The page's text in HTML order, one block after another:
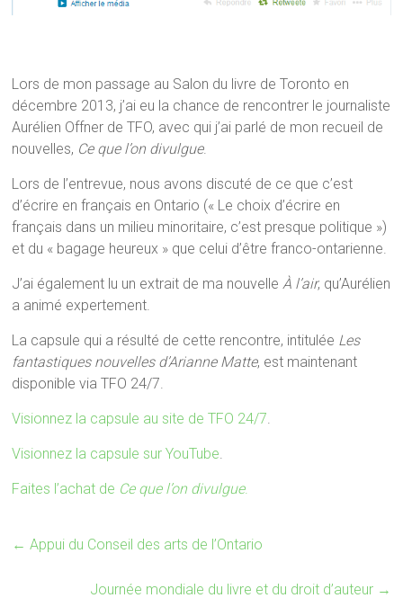
Lors de mon passage au Salon du livre de Toronto en
décembre 2013, j’ai eu la chance de rencontrer le journaliste
Aurélien Offner de TFO, avec qui j’ai parlé de mon recueil de
nouvelles, Ce que l’on divulgue.
Lors de l’entrevue, nous avons discuté de ce que c’est
d’écrire en français en Ontario (« Le choix d’écrire en
français dans un milieu minoritaire, c’est presque politique »)
et du « bagage heureux » que celui d’être franco-ontarienne.
J’ai également lu un extrait de ma nouvelleÀ l’air, qu’Aurélien
a animé expertement.
La capsule qui a résulté de cette rencontre, intitulée Les
fantastiques nouvelles d’Arianne Matte, est maintenant
disponible via TFO 24/7.
Visionnez la capsule au site de TFO 24/7.
Visionnez la capsule sur YouTube.
Faites l’achat de Ce que l’on divulgue.
← Appui du Conseil des arts de l’Ontario
Journée mondiale du livre et du droit d’auteur →